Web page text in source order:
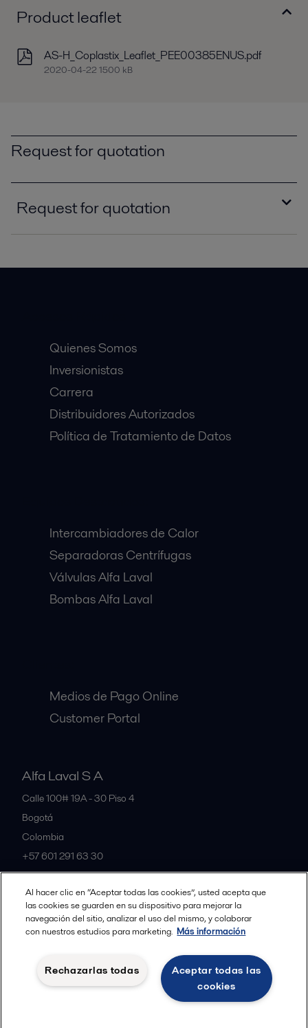
Product leaflet
AS-H_Coplastix_Leaflet_PEE00385ENUS.pdf
2020-04-22 1500 kB
Request for quotation
Request for quotation
Quienes Somos
Inversionistas
Carrera
Distribuidores Autorizados
Política de Tratamiento de Datos
Intercambiadores de Calor
Separadoras Centrífugas
Válvulas Alfa Laval
Bombas Alfa Laval
Medios de Pago Online
Customer Portal
Alfa Laval S A
Calle 100# 19A - 30 Piso 4
Bogotá
Colombia
+57 601 291 63 30
All offices and partners
Política de Privacidad Alfa Laval
Política de Cookies
Condiciones y terminos legales
Al hacer clic en “Aceptar todas las cookies”, usted acepta que
las cookies se guarden en su dispositivo para mejorar la
navegación del sitio, analizar el uso del mismo, y colaborar
con nuestros estudios para marketing. Más información
Aceptar todas las
cookies
Rechazarlas todas